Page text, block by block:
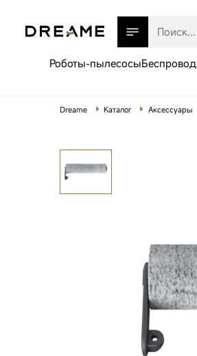
Роботы-пылесосы
Беспроводные пылесосы
Моющие пылесосы
Dreame Каталог Аксессуары